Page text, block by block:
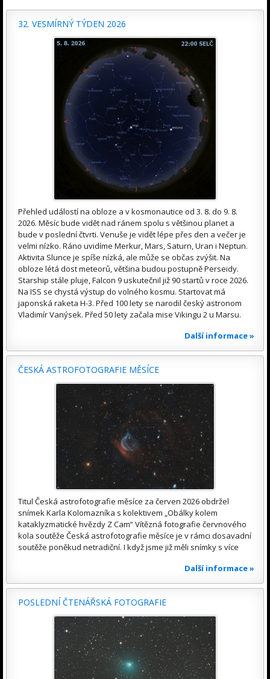
32. VESMÍRNÝ TÝDEN 2026
Přehled událostí na obloze a v kosmonautice od 3. 8. do 9. 8.
2026. Měsíc bude vidět nad ránem spolu s většinou planet a
bude v poslední čtvrti. Venuše je vidět lépe přes den a večer je
velmi nízko. Ráno uvidíme Merkur, Mars, Saturn, Uran i Neptun.
Aktivita Slunce je spíše nízká, ale může se občas zvýšit. Na
obloze létá dost meteorů, většina budou postupně Perseidy.
Starship stále pluje, Falcon 9 uskutečnil již 90 startů v roce 2026.
Na ISS se chystá výstup do volného kosmu. Startovat má
japonská raketa H-3. Před 100 lety se narodil český astronom
Vladimír Vanýsek. Před 50 lety začala mise Vikingu 2 u Marsu.
Další informace »
ČESKÁ ASTROFOTOGRAFIE MĚSÍCE
Titul Česká astrofotografie měsíce za červen 2026 obdržel
snímek Karla Kolomazníka s kolektivem „Obálky kolem
kataklyzmatické hvězdy Z Cam“ Vítězná fotografie červnového
kola soutěže Česká astrofotografie měsíce je v rámci dosavadní
soutěže poněkud netradiční. I když jsme již měli snímky s více
Další informace »
POSLEDNÍ ČTENÁŘSKÁ FOTOGRAFIE